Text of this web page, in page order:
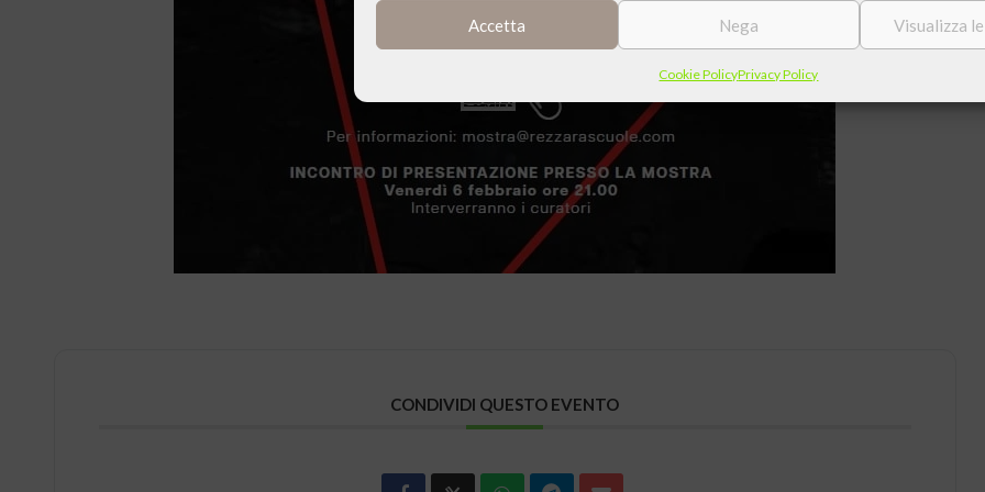
Accetta Nega Visualizza
Cookie PolicyPrivacy Policy
CONDIVIDI QUESTO EVENTO